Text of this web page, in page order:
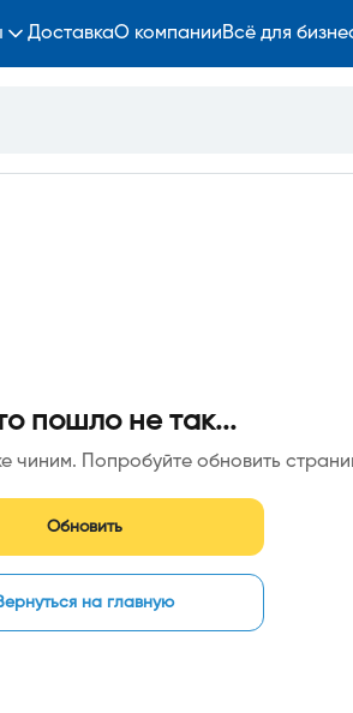
ДоставкаО компанииВсё для
пошло не так...
чиним. Попробуйте обновить
Обновить
на главную